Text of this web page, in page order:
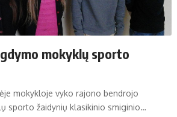
mokyklų sporto
mokykloje vyko rajono bendrojo
sporto žaidynių klasikinio smiginio…